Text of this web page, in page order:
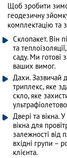
Щоб зробити
геодезичну
комплектацію та
Склопакет. Він
та
саду. Ми готові
ваших вимог.
Дахи. Зазвичай
триплекс, яке
скло, яке
Двері та вікна.
вікна для
залежності від
вхідні групи –
клієнта.